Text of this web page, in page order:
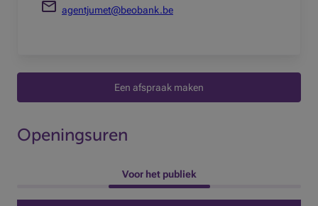
agentjumet@beobank.be
Een afspraak maken
Openingsuren
Voor het publiek